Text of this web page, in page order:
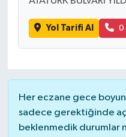
Yol Tarifi Al 0
Her eczane gece
sadece gerektiğinde
beklenmedik durumlar